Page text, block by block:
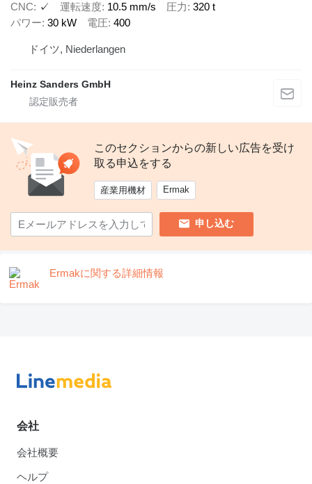
CNC
✓ 運転速度 10.5 mm/s 圧力 320 t
パワー 30 kW 電圧 400
ドイツ, Niederlangen
Heinz Sanders GmbH
このセクションからの新しい広告を受け
取る申込をする
産業用機材 Ermak
申し込む
Ermakに関する詳細情報
会社
会社概要
ヘルプ